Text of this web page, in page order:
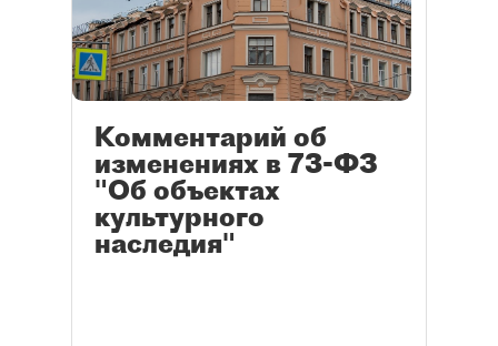
Комментарий об
изменениях в 73-ФЗ
"Об объектах
культурного
наследия"